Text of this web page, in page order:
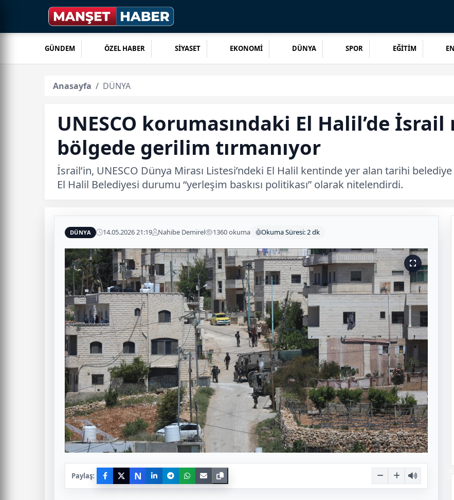
GÜNDEM ÖZEL HABER SİYASET EKONOMİ DÜNYA SPOR EĞİTİM
Anasayfa DÜNYA
UNESCO korumasındaki El Halil’de
bölgede gerilim tırmanıyor
İsrail’in, UNESCO Dünya Mirası Listesi’ndeki El Halil kentinde yer alan tarihi
El Halil Belediyesi durumu “yerleşim baskısı politikası” olarak nitelendirdi.
DÜNYA 14.05.2026 21:19 Nahibe Demirel 1360 okuma Okuma Süresi: 2 dk
Paylaş: N